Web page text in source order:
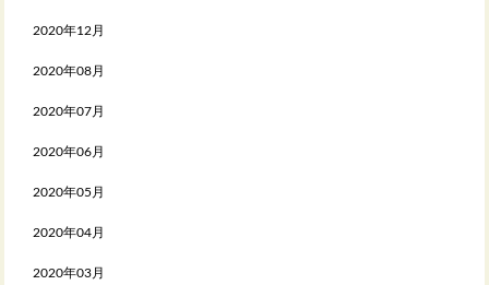
2020年12月
2020年08月
2020年07月
2020年06月
2020年05月
2020年04月
2020年03月